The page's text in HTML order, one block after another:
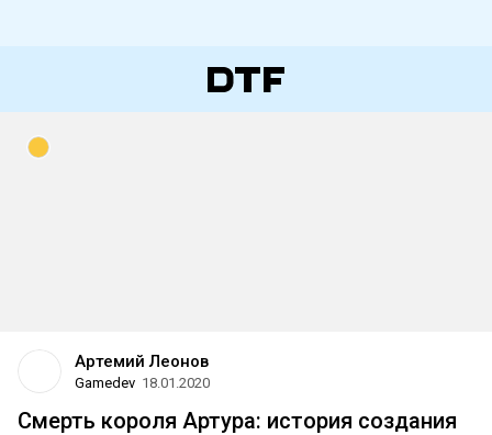
Артемий Леонов
Gamedev 18.01.2020
Смерть короля Артура: история создания